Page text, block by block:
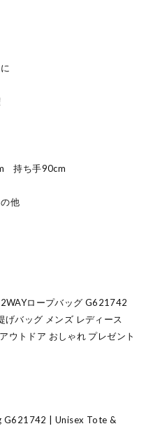
持ち手90cm
他
ロープバッグ G621742
げバッグ メンズ レディース
ウトドア おしゃれ プレゼント
G621742 | Unisex Tote &